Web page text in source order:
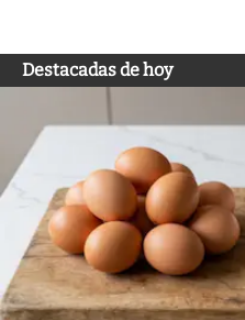
Destacadas de hoy